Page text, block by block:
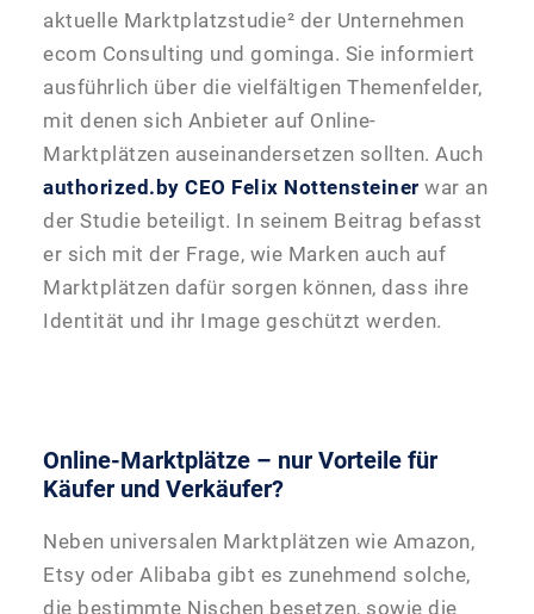
aktuelle Marktplatzstudie² der Unternehmen
ecom Consulting und gominga. Sie informiert
ausführlich über die vielfältigen Themenfelder,
mit denen sich Anbieter auf Online-
Marktplätzen auseinandersetzen sollten. Auch
authorized.by CEO Felix Nottensteiner war an
der Studie beteiligt. In seinem Beitrag befasst
er sich mit der Frage, wie Marken auch auf
Marktplätzen dafür sorgen können, dass ihre
Identität und ihr Image geschützt werden.
Online-Marktplätze – nur Vorteile für
Käufer und Verkäufer?
Neben universalen Marktplätzen wie Amazon,
Etsy oder Alibaba gibt es zunehmend solche,
die bestimmte Nischen besetzen, sowie die